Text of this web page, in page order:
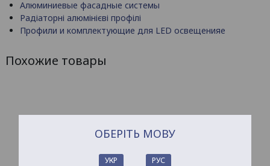
Алюминиевые фасадные системы
Радіаторні алюмінієві профілі
Профили и комплектующие для LED освещенияе
Похожие товары
ОБЕРІТЬ МОВУ
УКР РУС